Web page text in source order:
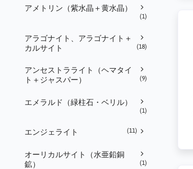
アメトリン（紫水晶＋黄水晶）
(1)
アラゴナイト、アラゴナイト＋
カルサイト
(18)
アンセストラライト（ヘマタイ
ト＋ジャスパー）
(9)
エメラルド（緑柱石・ベリル）
(1)
エンジェライト (11)
オーリカルサイト（水亜鉛銅
鉱）
(1)